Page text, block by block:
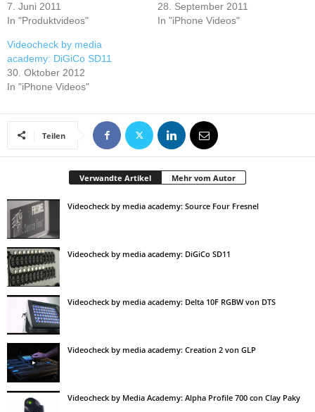
7. Juni 2011
In "Produktvideos"
28. September 2011
In "iPhone Videos"
Videocheck by media
academy: DiGiCo SD11
30. Oktober 2012
In "iPhone Videos"
Teilen
Verwandte Artikel Mehr vom Autor
Videocheck by media academy: Source Four Fresnel
Videocheck by media academy: DiGiCo SD11
Videocheck by media academy: Delta 10F RGBW von DTS
Videocheck by media academy: Creation 2 von GLP
Videocheck by Media Academy: Alpha Profile 700 con Clay Paky